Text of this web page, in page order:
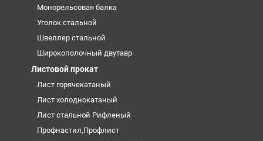
Монорельсовая балка
Уголок стальной
Швеллер стальной
Широкополочный двутавр
Листовой прокат
Лист горячекатаный
Лист холоднокатаный
Лист стальной Рифленый
Профнастил,Профлист